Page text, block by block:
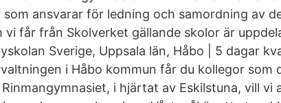
ansvarar för ledning och samordning av
får från Skolverket gällande skolor är
Sverige, Uppsala län, Håbo | 5 dagar
i Håbo kommun får du kollegor som
i hjärtat av Eskilstuna, vill vi